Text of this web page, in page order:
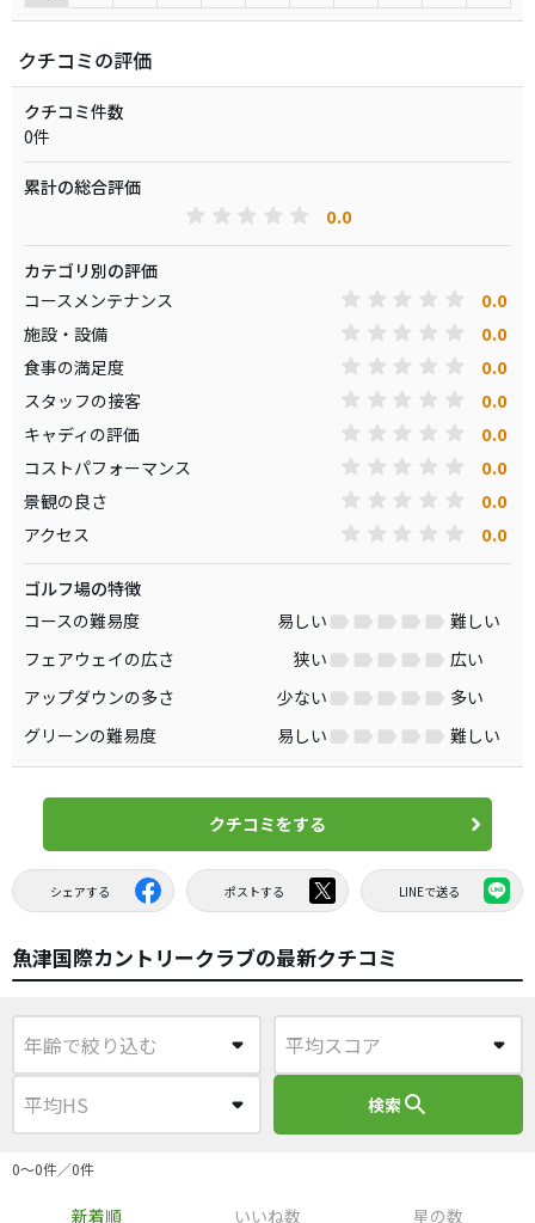
クチコミの評価
クチコミ件数
0件
累計の総合評価
0.0
カテゴリ別の評価
コースメンテナンス
0.0
施設・設備 0.0
食事の満足度 0.0
スタッフの接客 0.0
キャディの評価 0.0
コストパフォーマンス 0.0
景観の良さ 0.0
アクセス 0.0
ゴルフ場の特徴
コースの難易度
易しい
難しい
フェアウェイの広さ
狭い
広い
アップダウンの多さ
少ない
多い
グリーンの難易度
易しい 難しい
クチコミをする
シェアする ポストする LINEで送る
魚津国際カントリークラブの最新クチコミ
検索search
0〜0件／0件
新着順 いいね数 星の数